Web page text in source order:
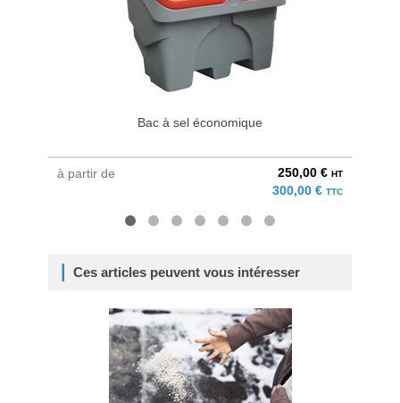
Bac à sel économique
à partir de 250,00 € HT
300,00 € TTC
Ces articles peuvent vous intéresser